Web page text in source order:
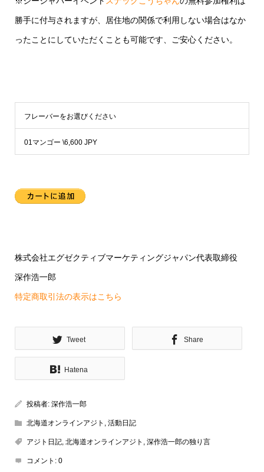
勝手に付与されますが、居住地の関係で利用しない場合はなか
ったことにしていただくことも可能です、ご安心ください。
フレーバーをお選びください
株式会社エグゼクティブマーケティングジャパン代表取締役
深作浩一郎
特定商取引法の表示はこちら
Tweet Share
Hatena
投稿者: 深作浩一郎
北海道オンラインアジト , 活動日記
アジト日記, 北海道オンラインアジト , 深作浩一郎の独り言
コメント: 0